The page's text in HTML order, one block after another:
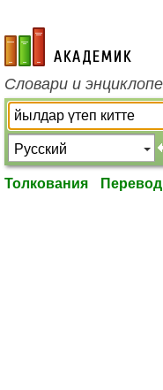
academic.ru
Словари и
Толкования